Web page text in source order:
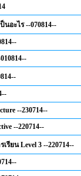
นอะไร --070814--
--230714--
--220714--
รียน Level 3 --220714--